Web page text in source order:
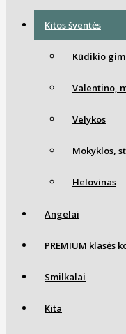
Kitos šventės
Kūdikio
Valentino,
Velykos
Mokyklos,
Helovinas
Angelai
PREMIUM klasės
Smilkalai
Kita